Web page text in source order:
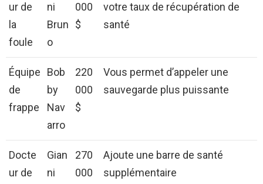
ur de
la
foule
ni
Brun
o
000
$
votre taux de récupération de
santé
Équipe
de
frappe
Bob
by
Nav
arro
220
000
$
Vous permet d’appeler une
sauvegarde plus puissante
Docte
ur de
Gian
ni
270
000
Ajoute une barre de santé
supplémentaire